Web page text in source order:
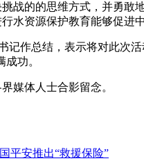
战的的思维方式，并勇
水资源保护教育能够促进
记作总结，表示将对此次
成功。
媒体人士合影留念。
平安推出“救援保险”